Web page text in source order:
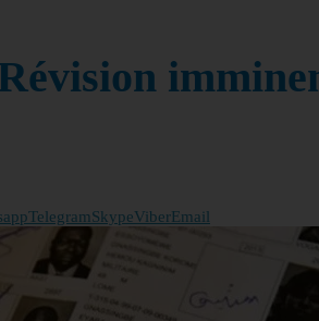
TelegramSkypeViberEmail